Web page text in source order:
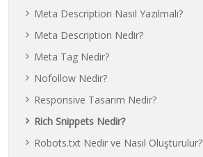
Meta Description Nasıl Yazılmalı?
Meta Description Nedir?
Meta Tag Nedir?
Nofollow Nedir?
Responsive Tasarım Nedir?
Rich Snippets Nedir?
Robots.txt Nedir ve Nasıl Oluşturulur?